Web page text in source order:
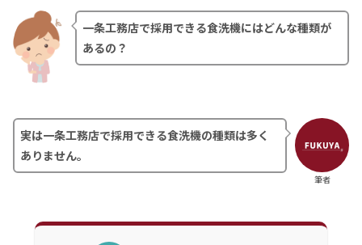
一条工務店で採用できる食洗機にはどんな種類が
あるの？
筆者
実は一条工務店で採用できる食洗機の種類は多く
ありません。